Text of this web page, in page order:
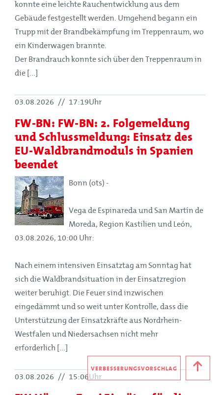
konnte eine leichte Rauchentwicklung aus dem
Gebäude festgestellt werden. Umgehend begann ein
Trupp mit der Brandbekämpfung im Treppenraum, wo
ein Kinderwagen brannte.
Der Brandrauch konnte sich über den Treppenraum in
die [...]
03.08.2026 // 17:19Uhr
FW-BN: FW-BN: 2. Folgemeldung
und Schlussmeldung: Einsatz des
EU-Waldbrandmoduls in Spanien
beendet
Bonn (ots) -
Vega de Espinareda und San Martín de
Moreda, Region Kastilien und León,
03.08.2026, 10:00 Uhr:
Nach einem intensiven Einsatztag am Sonntag hat
sich die Waldbrandsituation in der Einsatzregion
weiter beruhigt. Die Feuer sind inzwischen
eingedämmt und so weit unter Kontrolle, dass die
Unterstützung der Einsatzkräfte aus Nordrhein-
Westfalen und Niedersachsen nicht mehr
erforderlich [...]
03.08.2026 // 15:06Uhr
VERBESSERUNGSVORSCHLAG